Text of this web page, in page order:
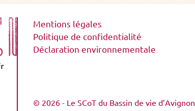
Mentions légales
Politique de confidentialité
Déclaration environnementale
© 2026 - Le SCoT du Bassin de vie d’Avignon